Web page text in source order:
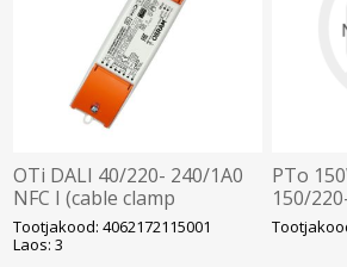
OTi DALI 40/220- 240/1A0
NFC I (cable clamp
integrated)
Tootjakood: 4062172115001
Laos: 3
PTo
150/